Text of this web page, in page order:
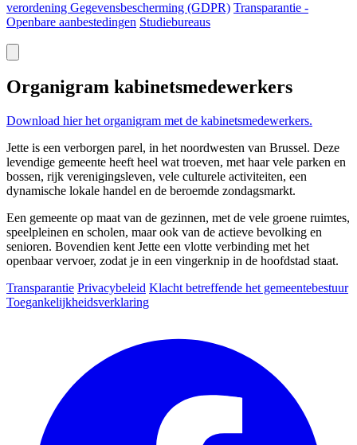
verordening Gegevensbescherming (GDPR) Transparantie -
Openbare aanbestedingen Studiebureaus
Organigram kabinetsmedewerkers
Download hier het organigram met de kabinetsmedewerkers.
Jette is een verborgen parel, in het noordwesten van Brussel. Deze
levendige gemeente heeft heel wat troeven, met haar vele parken en
bossen, rijk verenigingsleven, vele culturele activiteiten, een
dynamische lokale handel en de beroemde zondagsmarkt.
Een gemeente op maat van de gezinnen, met de vele groene ruimtes,
speelpleinen en scholen, maar ook van de actieve bevolking en
senioren. Bovendien kent Jette een vlotte verbinding met het
openbaar vervoer, zodat je in een vingerknip in de hoofdstad staat.
Transparantie Privacybeleid Klacht betreffende het gemeentebestuur
Toegankelijkheidsverklaring